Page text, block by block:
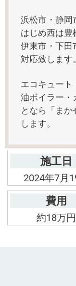
浜松市・静岡
はじめ西は豊
伊東市・下田
対応致します。
エコキュート
油ボイラー・
となら「ま
します。
施工日
2024年7月
費用
約18万円